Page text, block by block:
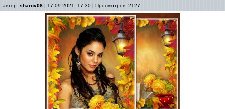
автор: sharov08 | 17-09-2021, 17:30 | Просмотров: 2127